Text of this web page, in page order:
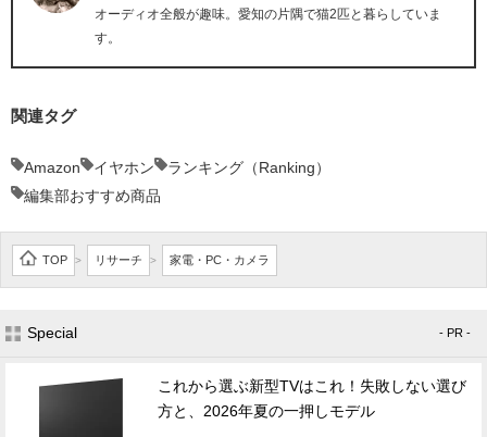
オーディオ全般が趣味。愛知の片隅で猫2匹と暮らしていま
す。
関連タグ
Amazon イヤホン
ランキング（Ranking）
編集部おすすめ商品
TOP > リサーチ > 家電・PC・カメラ
Special - PR -
これから選ぶ新型TVはこれ！失敗しない選び
方と、2026年夏の一押しモデル